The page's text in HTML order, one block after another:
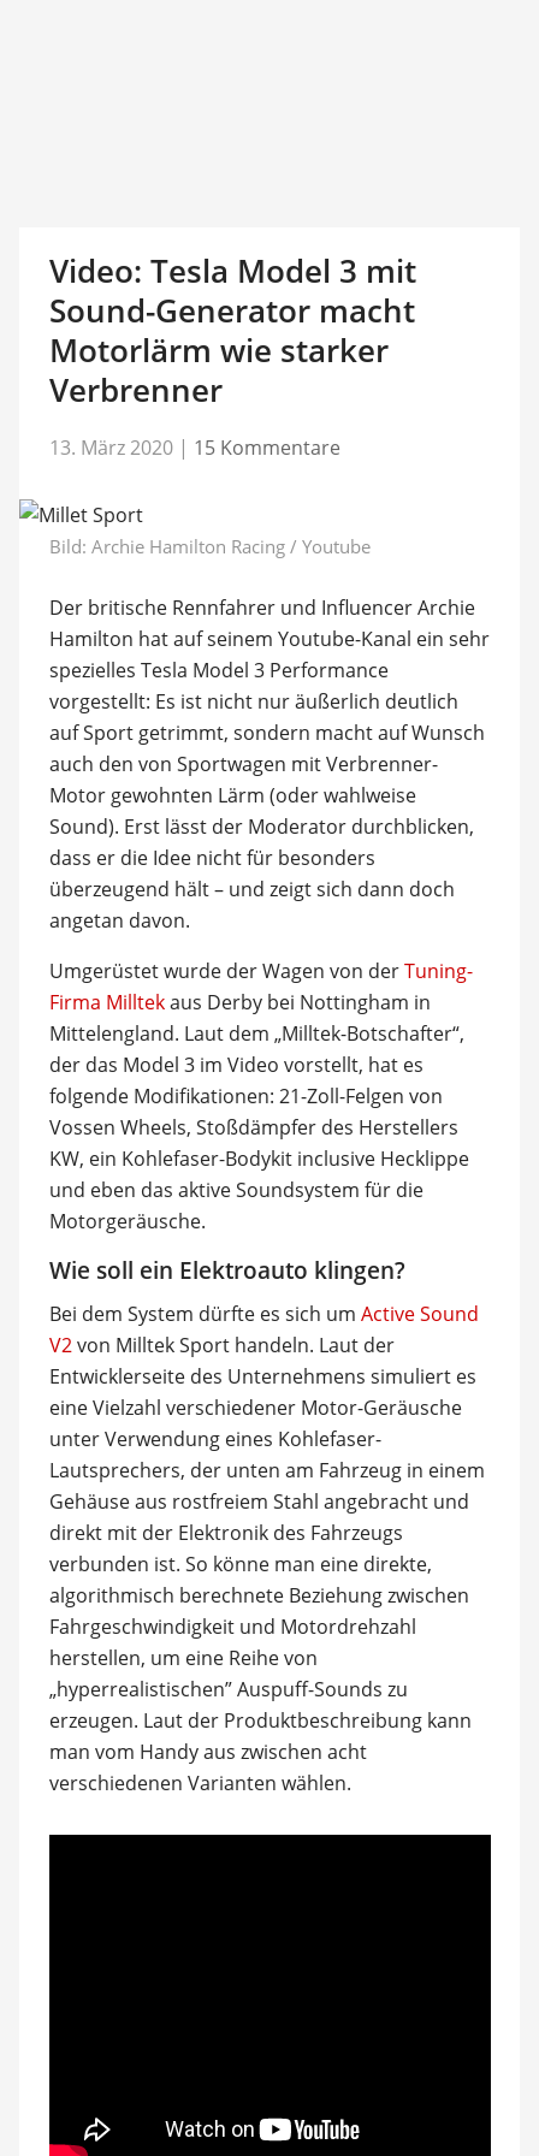
Video: Tesla Model 3 mit
Sound-Generator macht
Motorlärm wie starker
Verbrenner
13. März 2020 | 15 Kommentare
Bild: Archie Hamilton Racing / Youtube
Der britische Rennfahrer und Influencer Archie
Hamilton hat auf seinem Youtube-Kanal ein sehr
spezielles Tesla Model 3 Performance
vorgestellt: Es ist nicht nur äußerlich deutlich
auf Sport getrimmt, sondern macht auf Wunsch
auch den von Sportwagen mit Verbrenner-
Motor gewohnten Lärm (oder wahlweise
Sound). Erst lässt der Moderator durchblicken,
dass er die Idee nicht für besonders
überzeugend hält – und zeigt sich dann doch
angetan davon.
Umgerüstet wurde der Wagen von derTuning-
Firma Milltekaus Derby bei Nottingham in
Mittelengland. Laut dem „Milltek-Botschafter“,
der das Model 3 im Video vorstellt, hat es
folgende Modifikationen: 21-Zoll-Felgen von
Vossen Wheels, Stoßdämpfer des Herstellers
KW, ein Kohlefaser-Bodykit inclusive Hecklippe
und eben das aktive Soundsystem für die
Motorgeräusche.
Wie soll ein Elektroauto klingen?
Bei dem System dürfte es sich um Active Sound
V2von Milltek Sport handeln. Laut der
Entwicklerseite des Unternehmens simuliert es
eine Vielzahl verschiedener Motor-Geräusche
unter Verwendung eines Kohlefaser-
Lautsprechers, der unten am Fahrzeug in einem
Gehäuse aus rostfreiem Stahl angebracht und
direkt mit der Elektronik des Fahrzeugs
verbunden ist. So könne man eine direkte,
algorithmisch berechnete Beziehung zwischen
Fahrgeschwindigkeit und Motordrehzahl
herstellen, um eine Reihe von
„hyperrealistischen” Auspuff-Sounds zu
erzeugen. Laut der Produktbeschreibung kann
man vom Handy aus zwischen acht
verschiedenen Varianten wählen.